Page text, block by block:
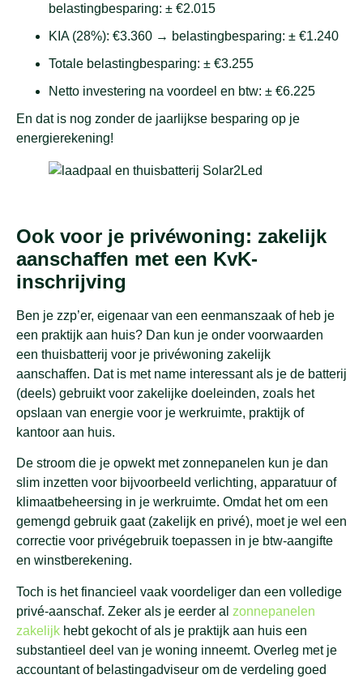
belastingbesparing: ± €2.015
KIA (28%): €3.360 → belastingbesparing: ± €1.240
Totale belastingbesparing: ± €3.255
Netto investering na voordeel en btw: ± €6.225
En dat is nog zonder de jaarlijkse besparing op je
energierekening!
Ook voor je privéwoning: zakelijk
aanschaffen met een KvK-
inschrijving
Ben je zzp’er, eigenaar van een eenmanszaak of heb je
een praktijk aan huis? Dan kun je onder voorwaarden
een thuisbatterij voor je privéwoning zakelijk
aanschaffen. Dat is met name interessant als je de batterij
(deels) gebruikt voor zakelijke doeleinden, zoals het
opslaan van energie voor je werkruimte, praktijk of
kantoor aan huis.
De stroom die je opwekt met zonnepanelen kun je dan
slim inzetten voor bijvoorbeeld verlichting, apparatuur of
klimaatbeheersing in je werkruimte. Omdat het om een
gemengd gebruik gaat (zakelijk en privé), moet je wel een
correctie voor privégebruik toepassen in je btw-aangifte
en winstberekening.
Toch is het financieel vaak voordeliger dan een volledige
privé-aanschaf. Zeker als je eerder al zonnepanelen
zakelijk hebt gekocht of als je praktijk aan huis een
substantieel deel van je woning inneemt. Overleg met je
accountant of belastingadviseur om de verdeling goed